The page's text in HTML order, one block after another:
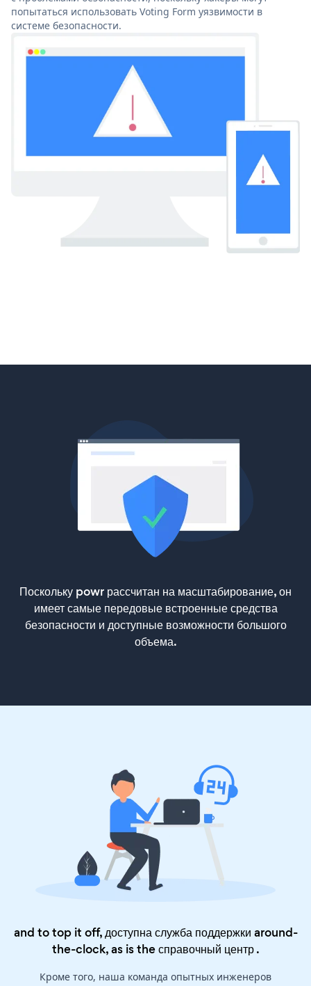
попытаться использовать Voting Form уязвимости в
системе безопасности.
Поскольку powr рассчитан на масштабирование, он
имеет самые передовые встроенные средства
безопасности и доступные возможности большого
объема.
and to top it off, доступна служба поддержки around-
the-clock, as is theсправочный центр.
Кроме того, наша команда опытных инженеров